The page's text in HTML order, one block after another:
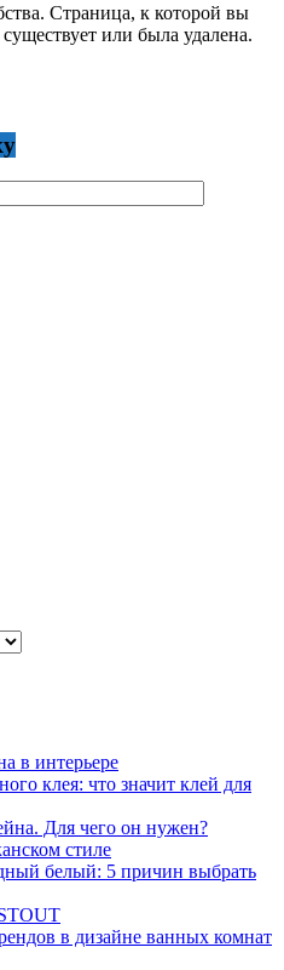
Страница, к которой вы
или была удалена.
в интерьере
клея: что значит клей для
Для чего он нужен?
стиле
белый: 5 причин выбрать
в дизайне ванных комнат